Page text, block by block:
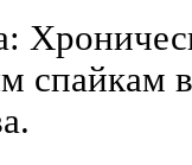
спайкам